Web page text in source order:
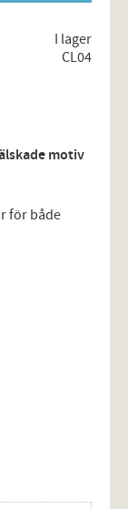
I lager
CL04
motiv
för både